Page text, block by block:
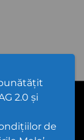
2.0 și
de
Accesibilitate
website